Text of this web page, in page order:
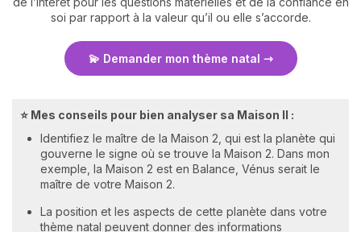
soi par rapport à la valeur qu’il ou elle s’accorde.
💫 Demander mon thème natal
⭐ Mes conseils pour bien analyser sa Maison II :
Identifiez le maître de la Maison 2, qui est la planète qui
gouverne le signe où se trouve la Maison 2. Dans mon
exemple, la Maison 2 est en Balance, Vénus serait le
maître de votre Maison 2.
La position et les aspects de cette planète dans votre
thème natal peuvent donner des informations